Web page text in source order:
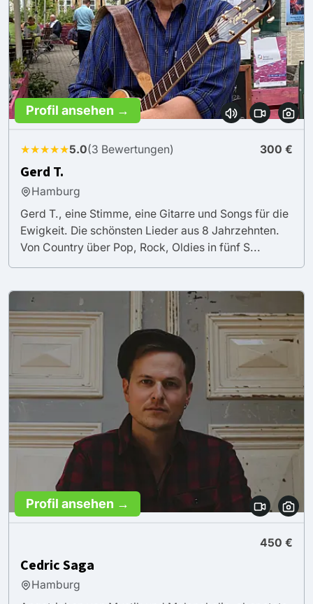
Profil ansehen →
★★★★★5.0(3 Bewertungen) 300 €
Gerd T.
Hamburg
Gerd T., eine Stimme, eine Gitarre und Songs für die
Ewigkeit. Die schönsten Lieder aus 8 Jahrzehnten.
Von Country über Pop, Rock, Oldies in fünf S...
Profil ansehen →
450 €
Cedric Saga
Hamburg